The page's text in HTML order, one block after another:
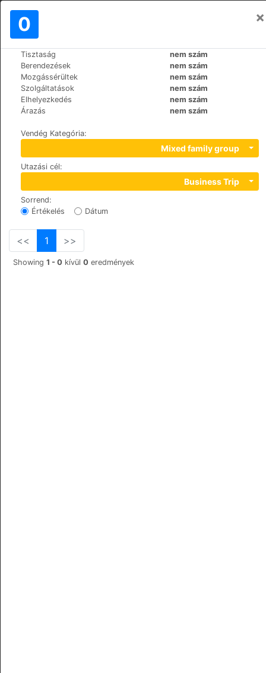
0 ×
Tisztaság
nem szám
Berendezések
nem szám
Mozgássérültek
nem szám
Szolgáltatások
nem szám
Elhelyezkedés
nem szám
Árazás
nem szám
Vendég Kategória:
Mixed family group
Utazási cél:
Business Trip
Sorrend:
Értékelés
Dátum
<< 1 >>
Showing 1 - 0 kívül 0 eredmények
Világ>Spain
Club Siroco
+34 928 59 20 00
Avda. Islas Canarias, s/n, 35509